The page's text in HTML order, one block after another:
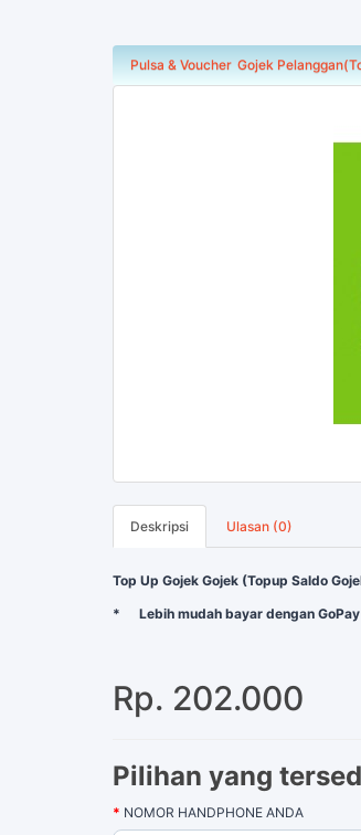
Pulsa & Voucher Gojek
Deskripsi Ulasan (0)
Top Up Gojek Gojek (Topup Saldo
*
Lebih mudah bayar dengan
Rp. 202.000
Pilihan yang
NOMOR HANDPHONE ANDA